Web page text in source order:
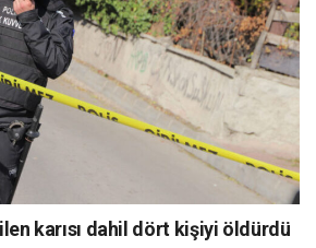
karısı dahil dört kişiyi öldürdü